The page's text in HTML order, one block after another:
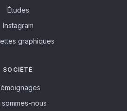
Études
Instagram
graphiques
SOCIÉTÉ
sommes-nous